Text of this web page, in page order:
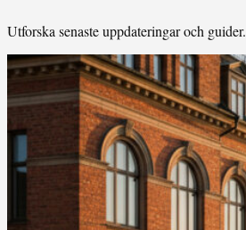
Utforska senaste uppdateringar och guider.